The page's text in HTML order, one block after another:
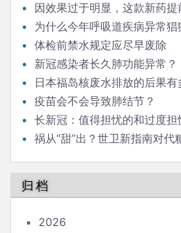
因效果过于明显，这款新药
为什么今年呼吸道疾病异常猖
体检前禁水规定应尽早废除
新冠感染者长久肺功能异常？
日本福岛核废水排放的后果有
疫苗会不会导致肺结节？
长新冠：值得担忧的和过度担
祸从“甜”出？世卫新指南对代
归档
2026